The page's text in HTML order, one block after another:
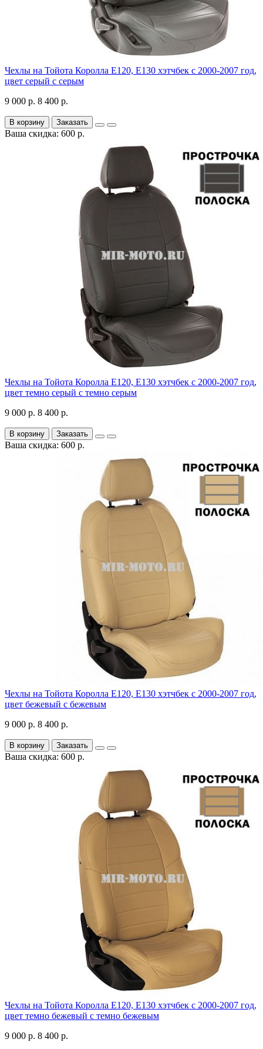
Чехлы на Тойота Королла Е120, Е130 хэтчбек с 2000-2007 год,
цвет серый с серым
9 000 р. 8 400 р.
В корзину Заказать
Ваша скидка: 600 р.
Чехлы на Тойота Королла Е120, Е130 хэтчбек с 2000-2007 год,
цвет темно серый с темно серым
9 000 р. 8 400 р.
В корзину Заказать
Ваша скидка: 600 р.
Чехлы на Тойота Королла Е120, Е130 хэтчбек с 2000-2007 год,
цвет бежевый с бежевым
9 000 р. 8 400 р.
В корзину Заказать
Ваша скидка: 600 р.
Чехлы на Тойота Королла Е120, Е130 хэтчбек с 2000-2007 год,
цвет темно бежевый с темно бежевым
9 000 р. 8 400 р.